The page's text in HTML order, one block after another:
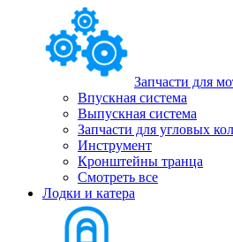
Запчасти для
Впускная система
Выпускная система
Запчасти для угловых
Инструмент
Кронштейны транца
Смотреть все
Лодки и катера